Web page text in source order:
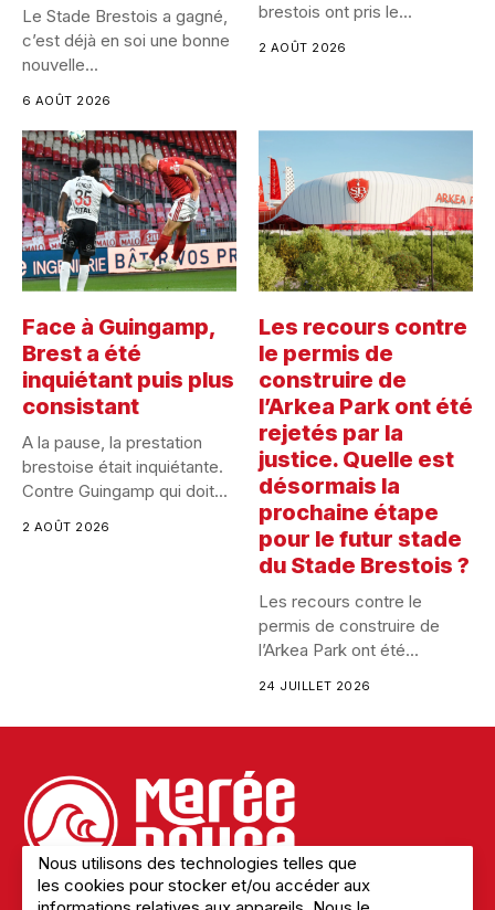
Le Stade Brestois a gagné,
c’est déjà en soi une bonne
nouvelle...
6 AOÛT 2026
brestois ont pris le...
2 AOÛT 2026
Face à Guingamp,
Brest a été
inquiétant puis plus
consistant
A la pause, la prestation
brestoise était inquiétante.
Contre Guingamp qui doit...
2 AOÛT 2026
Les recours contre
le permis de
construire de
l’Arkea Park ont été
rejetés par la
justice. Quelle est
désormais la
prochaine étape
pour le futur stade
du Stade Brestois ?
Les recours contre le
permis de construire de
l’Arkea Park ont été...
24 JUILLET 2026
Nous utilisons des technologies telles que
les cookies pour stocker et/ou accéder aux